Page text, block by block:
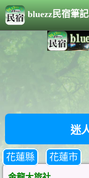
bluezz民宿筆
迷
花蓮縣 花蓮市